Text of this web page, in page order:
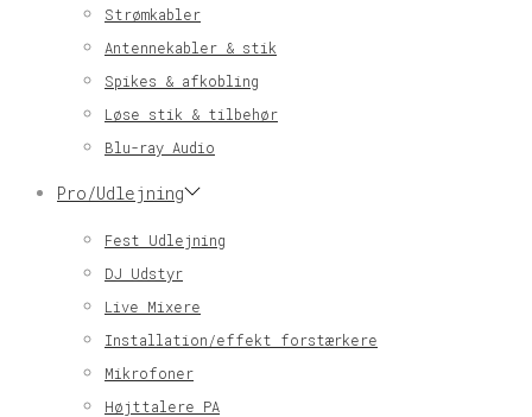
Strømkabler
Antennekabler & stik
Spikes & afkobling
Løse stik & tilbehør
Blu-ray Audio
Pro/Udlejning
Fest Udlejning
DJ Udstyr
Live Mixere
Installation/effekt forstærkere
Mikrofoner
Højttalere PA